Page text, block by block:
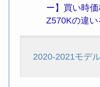
ー】買い時
Z570Kの違
2020-2021モデ